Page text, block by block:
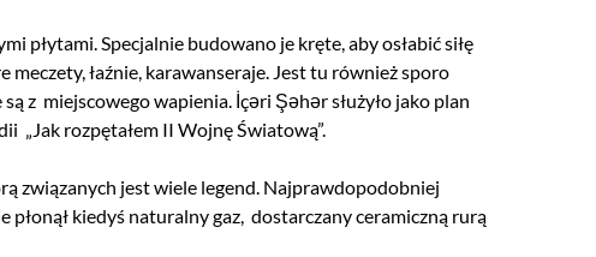
płytami.Specjalnie budowano je kręte, aby osłabić siłę
łaźnie, karawanseraje. Jest tu również sporo
sąz miejscowego wapienia. İçəri Şəhər służyło jako plan
„Jak rozpętałem II Wojnę Światową”.
związanych jest wiele legend. Najprawdopodobniej
płonął kiedyś naturalny gaz, dostarczany ceramiczną rurą